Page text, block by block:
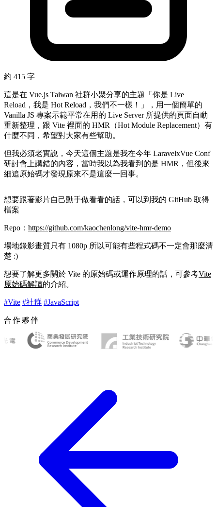
約 415 字
這是在 Vue.js Taiwan 社群小聚分享的主題「你是 Live
Reload，我是 Hot Reload，我們不一樣！」，用一個簡單的
Vanilla JS 專案示範平常在用的 Live Server 所提供的頁面自動
重新整理，跟 Vite 裡面的 HMR（Hot Module Replacement）有
什麼不同，希望對大家有些幫助。
但我必須老實說，今天這個主題是我在今年 LaravelxVue Conf
研討會上講錯的內容，當時我以為我看到的是 HMR，但後來
細追原始碼才發現原來不是這麼一回事。
想要跟著影片自己動手做看看的話，可以到我的 GitHub 取得
檔案
Repo： https://github.com/kaochenlong/vite-hmr-demo
場地錄影畫質只有 1080p 所以可能有些程式碼不一定會那麼清
楚 :)
想要了解更多關於 Vite 的原始碼或運作原理的話，可參考Vite
原始碼解讀的介紹。
#Vite #社群 #JavaScript
合作夥伴